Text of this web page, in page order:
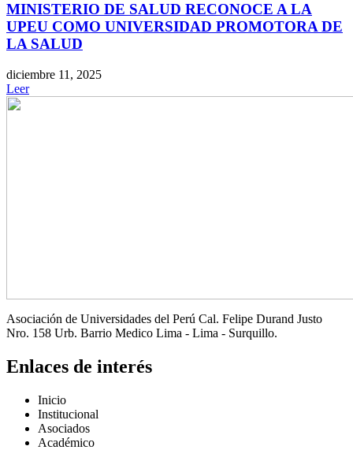
MINISTERIO DE SALUD RECONOCE A LA
UPEU COMO UNIVERSIDAD PROMOTORA DE
LA SALUD
diciembre 11, 2025
Leer
Asociación de Universidades del Perú Cal. Felipe Durand Justo
Nro. 158 Urb. Barrio Medico Lima - Lima - Surquillo.
Enlaces de interés
Inicio
Institucional
Asociados
Académico